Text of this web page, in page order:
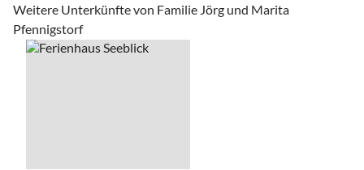
Weitere Unterkünfte von Familie Jörg und Marita
Pfennigstorf